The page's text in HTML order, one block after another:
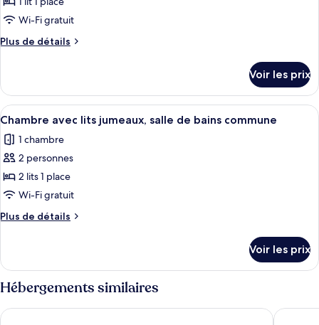
ce
type
de
Chambre
Simple,
salle
de
bains
commune
Wi-Fi gratuit
Plus de détails
Plus
le
type
de
Chambre
Simple,
de
bains
Voir les prix
Afficher
toutes
les
photos
pour
ce
type
de
Chambre
avec
lits
jumeaux,
Une chambre moderne et compacte,
1
Chambre avec lits jumeaux, salle de bains commune
1 chambre
2 personnes
2 lits 1 place
Wi-Fi gratuit
Plus de détails
Plus
le
type
de
chambre
Chambre
Voir les prix
Hébergements similaires
RiKu HOTEL Reutlingen Hotel